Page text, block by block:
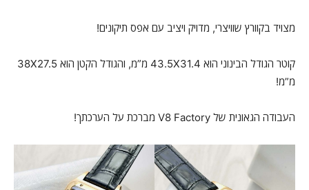
מצויד בקוורץ שוויצרי, מדויק ויציב עם אפס תיקונים!
קוטר הגודל הבינוני הוא 43.5X31.4 מ”מ, והגודל הקטן הוא 38X27.5
מ”מ!
העבודה הגאונית של V8 Factory מברכת על הערכתך!